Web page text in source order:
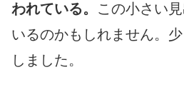
われている。 この小さい
いるのかもしれません。
しました。